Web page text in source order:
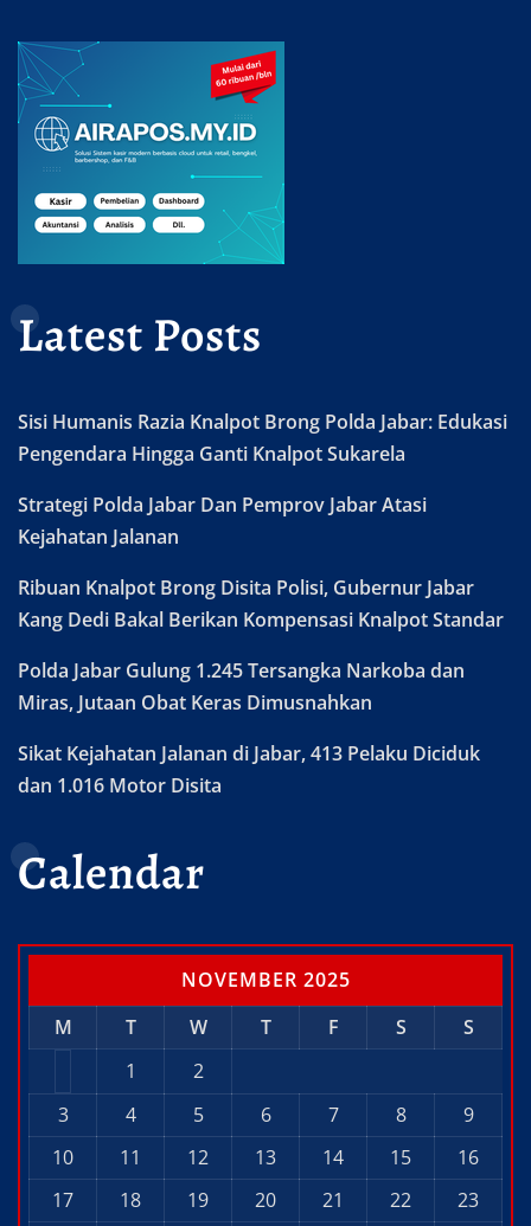
Latest Posts
Sisi Humanis Razia Knalpot Brong Polda Jabar: Edukasi
Pengendara Hingga Ganti Knalpot Sukarela
Strategi Polda Jabar Dan Pemprov Jabar Atasi
Kejahatan Jalanan
Ribuan Knalpot Brong Disita Polisi, Gubernur Jabar
Kang Dedi Bakal Berikan Kompensasi Knalpot Standar
Polda Jabar Gulung 1.245 Tersangka Narkoba dan
Miras, Jutaan Obat Keras Dimusnahkan
Sikat Kejahatan Jalanan di Jabar, 413 Pelaku Diciduk
dan 1.016 Motor Disita
Calendar
NOVEMBER 2025
M
T W T F S
S
1
2
3
4 5 6 7 8
9
10
11 12 13 14 15
16
17
18 19 20 21 22 23